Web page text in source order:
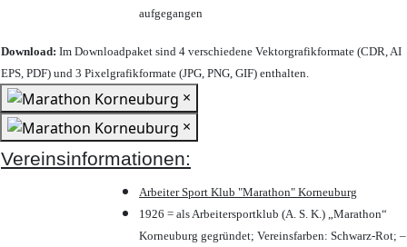
aufgegangen
Download: Im Downloadpaket sind 4 verschiedene Vektorgrafikformate (CDR, AI
EPS, PDF) und 3 Pixelgrafikformate (JPG, PNG, GIF) enthalten.
×
×
Vereinsinformationen:
Arbeiter Sport Klub "Marathon" Korneuburg
1926 = als Arbeitersportklub (A. S. K.) „Marathon“
Korneuburg gegründet; Vereinsfarben: Schwarz-Rot; –